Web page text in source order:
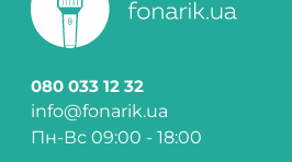
080 033 12 32
info@fonarik.ua
Пн-Вс 09:00 - 18:00